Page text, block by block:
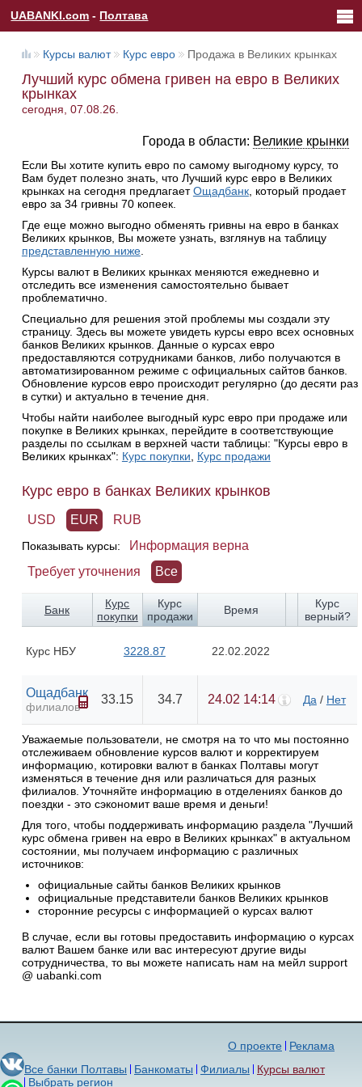
UABANKI.com - Полтава
Курсы валют Курс евро Продажа в Великих крынках
Лучший курс обмена гривен на евро в Великих
крынках
сегодня, 07.08.26.
Города в области: Великие крынки
Если Вы хотите купить евро по самому выгодному курсу, то
Вам будет полезно знать, что Лучший курс евро в Великих
крынках на сегодня предлагаетОщадбанк, который продает
евро за 34 гривны 70 копеек.
Где еще можно выгодно обменять гривны на евро в банках
Великих крынков, Вы можете узнать, взглянув на таблицу
представленную ниже.
Курсы валют в Великих крынках меняются ежедневно и
отследить все изменения самостоятельно бывает
проблематично.
Специально для решения этой проблемы мы создали эту
страницу. Здесь вы можете увидеть курсы евро всех основных
банков Великих крынков. Данные о курсах евро
предоставляются сотрудниками банков, либо получаются в
автоматизированном режиме с официальных сайтов банков.
Обновление курсов евро происходит регулярно (до десяти раз
в сутки) и актуально в течение дня.
Чтобы найти наиболее выгодный курс евро при продаже или
покупке в Великих крынках, перейдите в соответствующие
разделы по ссылкам в верхней части таблицы: "Курсы евро в
Великих крынках": Курс покупки Курс продажи
Курс евро в банках Великих крынков
USD EUR RUB
Показывать курсы:
Информация верна
Требует уточнения
Все
Банк
Курс
покупки
Курс
продажи
Время
Курс
верный?
Курс НБУ 3228.87 22.02.2022
Ощадбанк
филиалов
33.15 34.7 24.02 14:14 Да / Нет
Уважаемые пользователи, не смотря на то что мы постоянно
отслеживаем обновление курсов валют и корректируем
информацию, котировки валют в банках Полтавы могут
изменяться в течение дня или различаться для разных
филиалов. Уточняйте информацию в отделениях банков до
поездки - это сэкономит ваше время и деньги!
Для того, чтобы поддерживать информацию раздела "Лучший
курс обмена гривен на евро в Великих крынках" в актуальном
состоянии, мы получаем информацию с различных
источников:
официальные сайты банков Великих крынков
официальные представители банков Великих крынков
сторонние ресурсы с информацией о курсах валют
В случае, если вы готовы предоставить информацию о курсах
валют Вашем банке или вас интересуют другие виды
сотрудничества, то вы можете написать нам на мейл support
@ uabanki.com
Реклама
О проекте
Все банки Полтавы
Банкоматы Филиалы
Курсы валют
Выбрать регион